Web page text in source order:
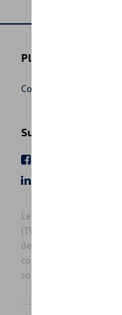
Plus d'informations
Conditions de vente
Suivez nous
Les prix affichés sur le
(TVAc), hors éventuels
de vente actuel et les
contacter votre
sont sujets à des